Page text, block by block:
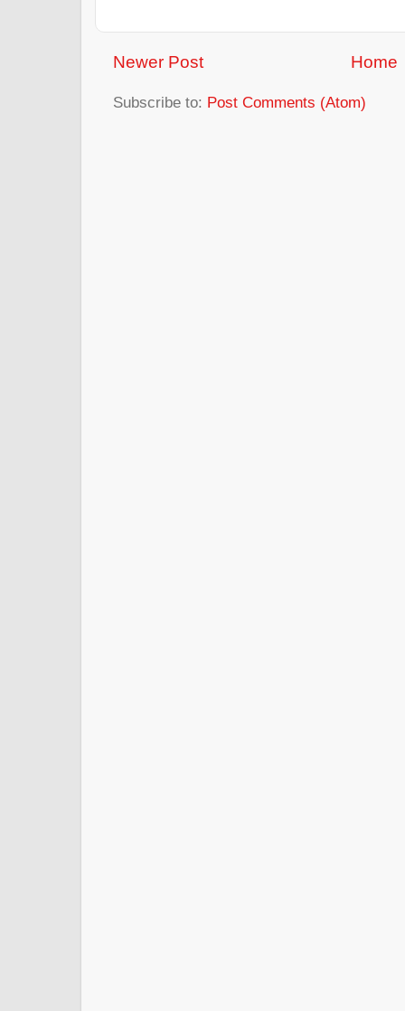
Newer Post Home
Subscribe to: Post Comments (Atom)